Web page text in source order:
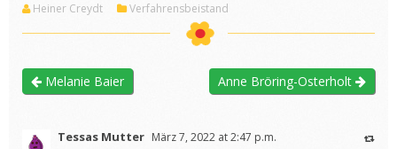
Heiner Creydt Verfahrensbeistand
Melanie Baier Anne Bröring-Osterholt
Tessas Mutter März 7, 2022 at 2:47 p.m.